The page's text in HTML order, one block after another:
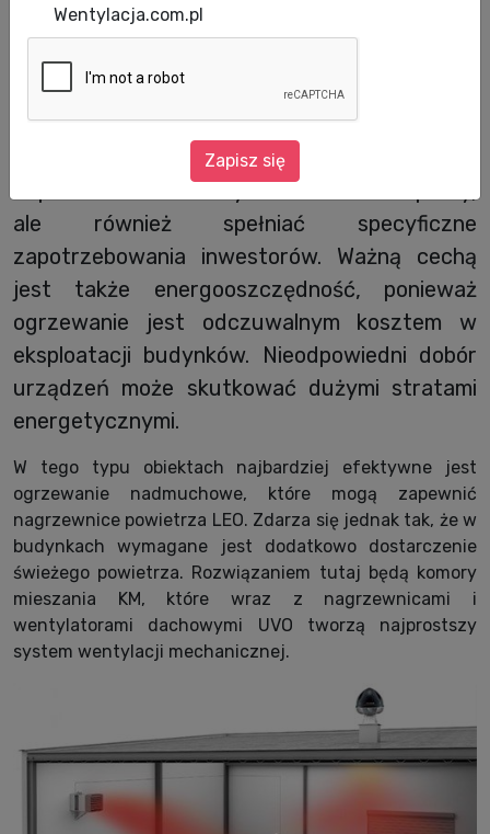
Duże powierzchniowo obiekty są prawdziwym
wyzwaniem pod względem projektowania
systemu grzewczego. Każdy budynek ma inne
wymagania, system powinien więc nie tylko
odpowiadać określonym standardom pracy,
ale również spełniać specyficzne
zapotrzebowania inwestorów. Ważną cechą
jest także energooszczędność, ponieważ
ogrzewanie jest odczuwalnym kosztem w
eksploatacji budynków. Nieodpowiedni dobór
urządzeń może skutkować dużymi stratami
energetycznymi.
W tego typu obiektach najbardziej efektywne jest
ogrzewanie nadmuchowe, które mogą zapewnić
nagrzewnice powietrza LEO. Zdarza się jednak tak, że w
budynkach wymagane jest dodatkowo dostarczenie
świeżego powietrza. Rozwiązaniem tutaj będą komory
mieszania KM, które wraz z nagrzewnicami i
wentylatorami dachowymi UVO tworzą najprostszy
system wentylacji mechanicznej.
Wentylacja.com.pl
Zapisz się